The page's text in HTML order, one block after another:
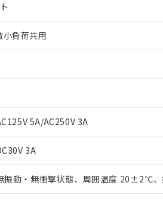
負荷共用
5A/AC250V 3A
3A
振動・無衝撃状態、周囲温度 20±2℃
状況